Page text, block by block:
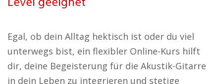
Egal, ob dein Alltag hektisch ist oder du viel
unterwegs bist, ein flexibler Online-Kurs hilft
dir, deine Begeisterung für die Akustik-Gitarre
in dein Leben zu integrieren und stetige